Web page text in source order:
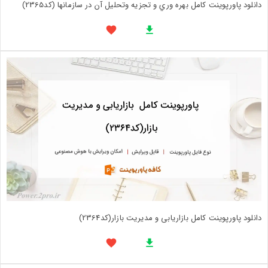
دانلود پاورپوینت کامل بهره وري و تجزيه وتحليل آن در سازمانها (کد2365)
دانلود پاورپوینت کامل بازاریابی و مدیریت بازار(کد2364)